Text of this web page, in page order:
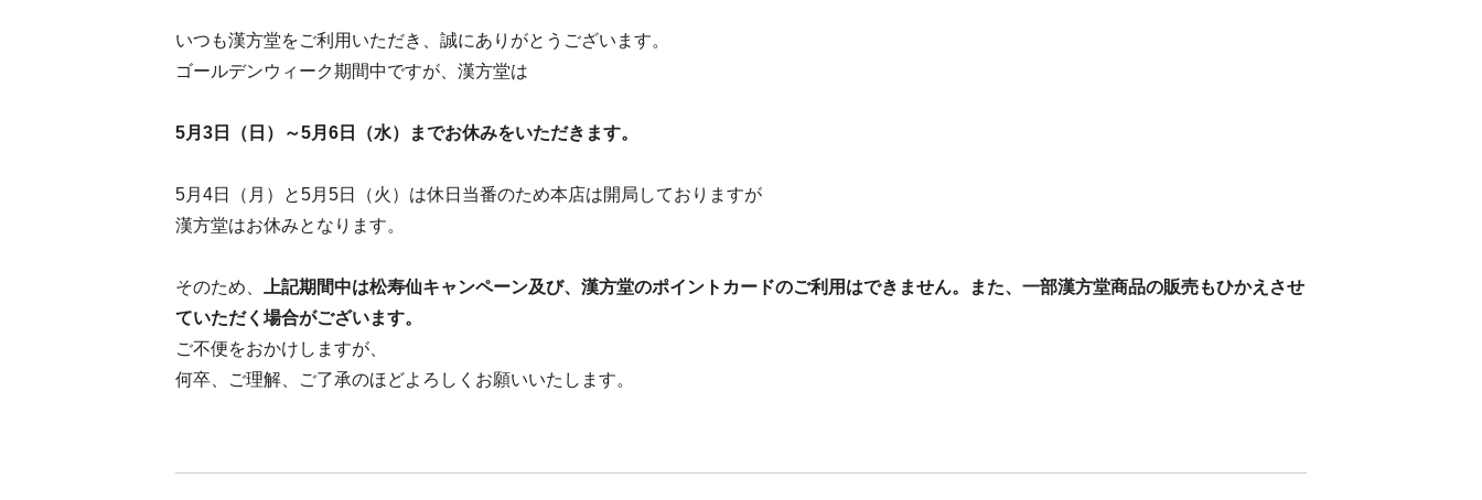
いつも漢方堂をご利用いただき、誠にありがとうございます。
ゴールデンウィーク期間中ですが、漢方堂は
5月3日（日）～5月6日（水）までお休みをいただきます。
5月4日（月）と5月5日（火）は休日当番のため本店は開局しておりますが
漢方堂はお休みとなります。
そのため、
上記期間中は松寿仙キャンペーン及び、漢方堂のポイントカードのご利用はできません。また、一部漢方堂商品の販売もひかえさせ
ていただく場合がございます。
ご不便をおかけしますが、
何卒、ご理解、ご了承のほどよろしくお願いいたします。